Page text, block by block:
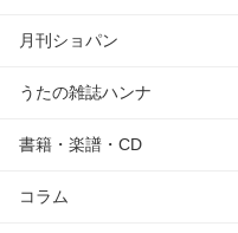
月刊ショパン
うたの雑誌ハンナ
書籍・楽譜・CD
コラム